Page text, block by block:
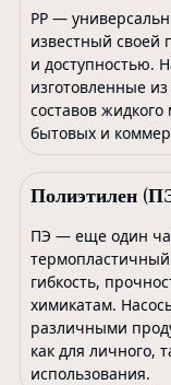
PP —
известный своей
и доступностью.
изготовленные
составов
бытовых и
Полиэтилен
ПЭ — еще один
гибкость,
химикатам.
различными
как для личного,
использования.